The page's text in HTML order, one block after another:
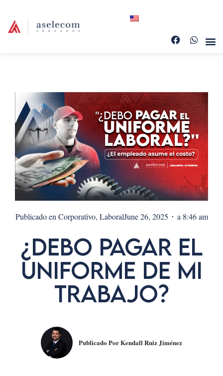
Publicado en Corporativo, LaboralJune 26, 2025 a 8:46 am
¿Debo Pagar El
Uniforme De Mi
Trabajo?
Publicado PorKendall Ruiz Jiménez